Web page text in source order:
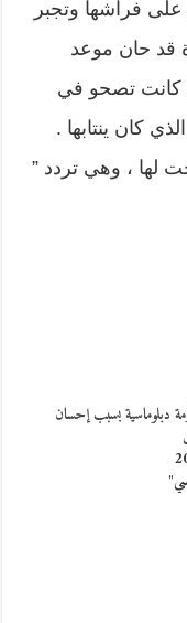
فراشها وتجبر
قد حان موعد
كانت تصحو في
كان ينتابها .
لها ، وهي تردد ”
دبلوماسية بسبب إحسان